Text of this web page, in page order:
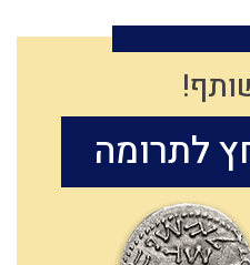
לתרומה